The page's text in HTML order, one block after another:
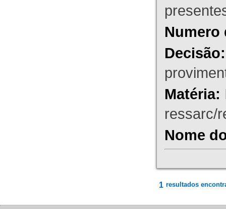
Numero
Decisão:
Matéria:
ressarc/
Nome
1 resultados